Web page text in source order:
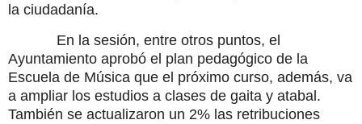
la ciudadanía.
En la sesión, entre otros puntos, el
Ayuntamiento aprobó el plan pedagógico de la
Escuela de Música que el próximo curso, además, va
a ampliar los estudios a clases de gaita y atabal.
También se actualizaron un 2% las retribuciones